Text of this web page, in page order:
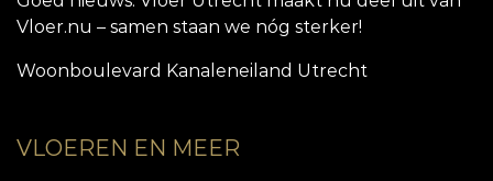
Vloer.nu – samen staan we nóg sterker!
Woonboulevard Kanaleneiland Utrecht
VLOEREN EN MEER